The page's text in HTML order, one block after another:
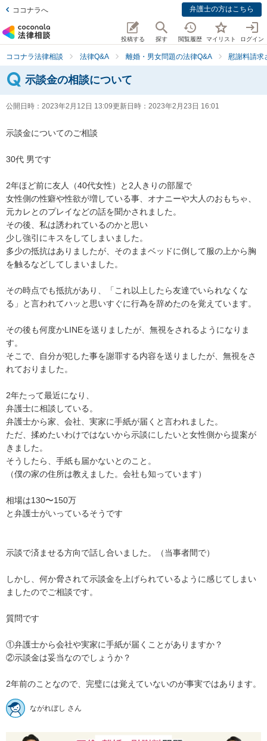
ココナラへ 弁護士の方はこちら
投稿する 探す 閲覧履歴 マイリスト ログイン
ココナラ法律相談 法律Q&A 離婚・男女問題の法律Q&A 慰謝料請求
示談金の相談について
公開日時： 2023年2月12日 13:09更新日時： 2023年2月23日 16:01
示談金についてのご相談
30代 男です
2年ほど前に友人（40代女性）と2人きりの部屋で
女性側の性癖や性欲が増している事、オナニーや大人のおもちゃ、
元カレとのプレイなどの話を聞かされました。
その後、私は誘われているのかと思い
少し強引にキスをしてしまいました。
多少の抵抗はありましたが、そのままベッドに倒して服の上から胸
を触るなどしてしまいました。
その時点でも抵抗があり、「これ以上したら友達でいられなくな
る」と言われてハッと思いすぐに行為を辞めたのを覚えています。
その後も何度かLINEを送りましたが、無視をされるようになりま
す。
そこで、自分が犯した事を謝罪する内容を送りましたが、無視をさ
れておりました。
2年たって最近になり、
弁護士に相談している。
弁護士から家、会社、実家に手紙が届くと言われました。
ただ、揉めたいわけではないから示談にしたいと女性側から提案が
きました。
そうしたら、手紙も届かないとのこと。
（僕の家の住所は教えました。会社も知っています）
相場は130〜150万
と弁護士がいっているそうです
示談で済ませる方向で話し合いました。（当事者間で）
しかし、何か脅されて示談金を上げられているように感じてしまい
ましたのでご相談です。
質問です
①弁護士から会社や実家に手紙が届くことがありますか？
②示談金は妥当なのでしょうか？
2年前のことなので、完璧には覚えていないのが事実ではあります。
ながれぼし さん